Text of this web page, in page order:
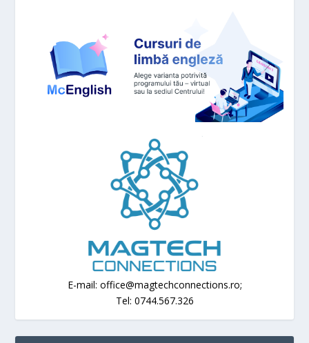
E-mail: office@magtechconnections.ro;
Tel: 0744.567.326